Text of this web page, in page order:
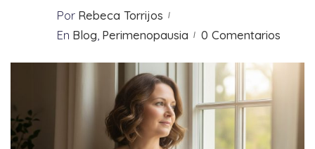
Por Rebeca Torrijos
En Blog Perimenopausia 0 Comentarios